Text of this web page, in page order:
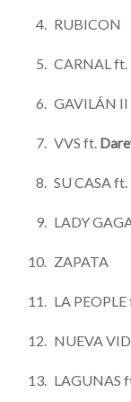
RUBICON
CARNAL ft.
GAVILÁN
VVS ft.
SU CASA
LADY
ZAPATA
LA
NUEVA
LAGUNAS